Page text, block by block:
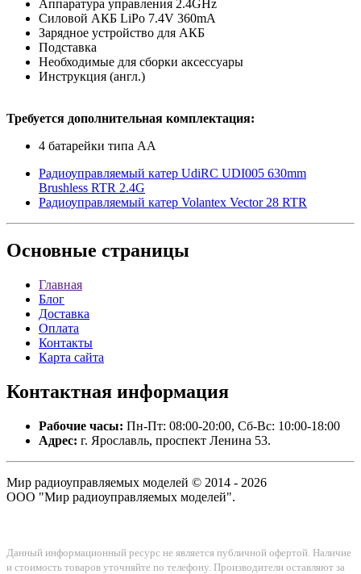
Аппаратура управления 2.4GHz
Силовой АКБ LiPo 7.4V 360mA
Зарядное устройство для АКБ
Подставка
Необходимые для сборки аксессуары
Инструкция (англ.)
Требуется дополнительная комплектация:
4 батарейки типа АА
Радиоуправляемый катер UdiRC UDI005 630mm
Brushless RTR 2.4G
Радиоуправляемый катер Volantex Vector 28 RTR
Основные страницы
Главная
Блог
Доставка
Оплата
Контакты
Карта сайта
Контактная информация
Рабочие часы: Пн-Пт: 08:00-20:00, Сб-Вс: 10:00-18:00
Адрес: г. Ярославль, проспект Ленина 53.
Мир радиоуправляемых моделей © 2014 - 2026
ООО "Мир радиоуправляемых моделей".
Данный информационный ресурс не является публичной офертой. Наличие
и стоимость товаров уточняйте по телефону. Производители оставляют за